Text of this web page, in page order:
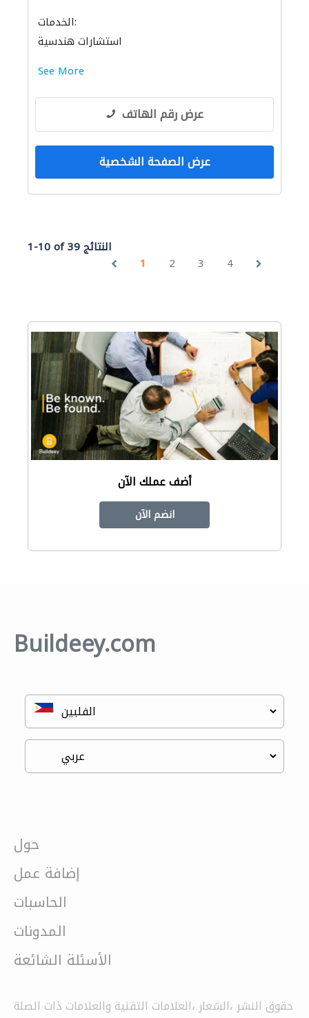
الخدمات:
استشارات هندسية
See More
عرض رقم الهاتف
عرض الصفحة الشخصية
1-10 of 39 النتائج
1
2 3 4
أضف عملك الآن
انضم الآن
Buildeey.com
حول
إضافة عمل
الحاسبات
المدونات
الأسئلة الشائعة
حقوق النشر ،الشعار ،العلامات التقنية والعلامات ذات الصلة